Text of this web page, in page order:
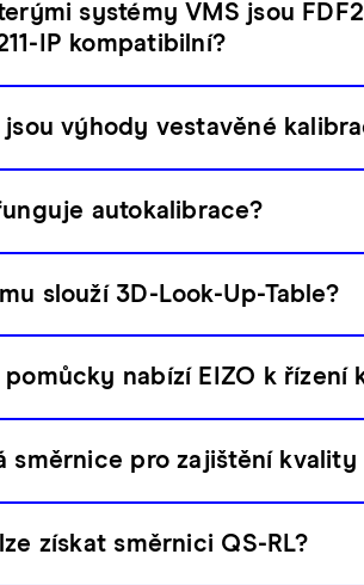
systémy VMS jsou
IP kompatibilní?
jsou výhody vestavěné
autokalibrace?
slouží 3D-Look-Up-Table?
pomůcky nabízí EIZO k řízení
směrnice pro zajištění
získat směrnici QS-RL?